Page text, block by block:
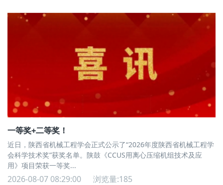
一等奖+二等奖！
近日，陕西省机械工程学会正式公示了“2026年度陕西省机械工程学
会科学技术奖”获奖名单。陕鼓《CCUS用离心压缩机组技术及应
用》项目荣获一等奖...
2026-08-07 08:29:00 浏览量:185